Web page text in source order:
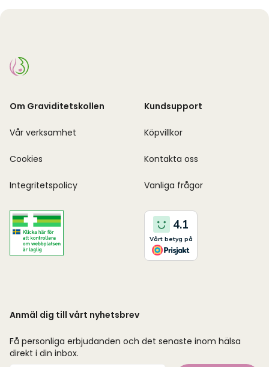
Om Graviditetskollen
Vår verksamhet
Cookies
Integritetspolicy
Kundsupport
Köpvillkor
Kontakta oss
Vanliga frågor
Anmäl dig till vårt nyhetsbrev
Få personliga erbjudanden och det senaste inom hälsa
direkt i din inbox.